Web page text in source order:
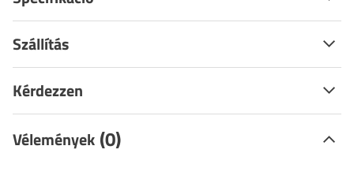
Szállítás
Kérdezzen
Vélemények (0)